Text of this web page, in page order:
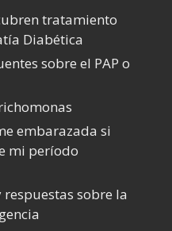
tratamiento
Diabética
sobre el PAP o
embarazada si
mi perí­odo
respuestas sobre la